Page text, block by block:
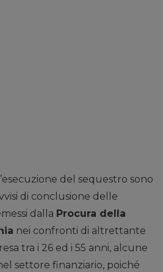
del sequestro sono
di conclusione delle
dalla Procura della
nei confronti di altrettante
tra i 26 ed i 55 anni, alcune
settore finanziario, poiché